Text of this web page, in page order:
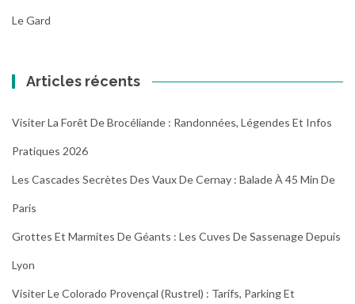
Le Gard
Articles récents
Visiter La Forêt De Brocéliande : Randonnées, Légendes Et Infos
Pratiques 2026
Les Cascades Secrètes Des Vaux De Cernay : Balade À 45 Min De
Paris
Grottes Et Marmites De Géants : Les Cuves De Sassenage Depuis
Lyon
Visiter Le Colorado Provençal (Rustrel) : Tarifs, Parking Et